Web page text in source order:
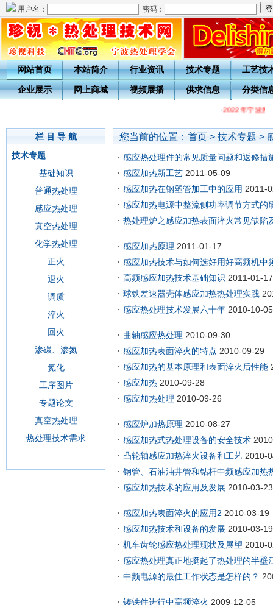
用户名： 密码：
网站首页 本站简介 行业资讯 技术专题 工艺技
企业展示 网上商城 视频展播 供求信息 分类信
·2022年宁波热
栏 目 导 航
技术专题
基础知识
普通热处理
感应热处理
真空热处理
化学热处理
正火
退火
调质
淬火
回火
渗碳、渗氮
氮化
工序图片
专题论文
真空热处理
热处理技术需求
您当前的位置： 首页 > 技术专题 >
感应热处理件的常见质量问题和返修措
感应加热新工艺 2011-05-09
感应加热在钢塑管加工中的应用 2011-
感应加热电源中整流侧功率调节方式的
热处理炉之感应加热表面淬火常见缺陷
感应加热原理 2011-01-17
感应加热技术与如何选好用好高频机中
高频感应加热技术基础知识 2011-01-17
球铁差速器壳体感应加热热处理实践
感应热处理技术发展六十年 2010-10-05
曲轴感应热处理 2010-09-30
感应加热表面淬火的特点 2010-09-29
感应加热的基本原理和表面淬火后性能
感应加热 2010-09-28
感应加热处理 2010-09-26
感应炉加热原理 2010-08-27
感应加热式热处理设备的安全技术
凸轮轴感应加热淬火设备和工艺 2010-
钢管、石油油井管和钻杆中频感应加热
感应加热技术的应用及发展 2010-03-23
感应加热表面淬火的应用2 2010-03-19
感应加热技术和设备的发展 2010-03-19
机车齿轮感应热处理现状及展望 2010-
感应热处理真正地挺起了热处理的半壁
中频电源的最佳工作状态是怎样的？
铸铁件进行中高频淬火 2009-12-05